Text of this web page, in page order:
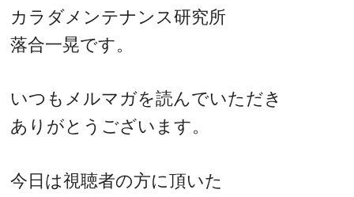
カラダメンテナンス研究所
落合一晃です。
いつもメルマガを読んでいただき
ありがとうございます。
今日は視聴者の方に頂いた